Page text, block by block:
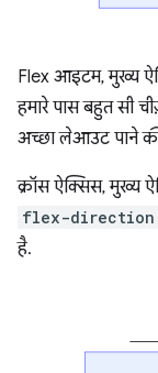
Flex आइटम, मुख्य
हमारे पास बहुत सी
अच्छा लेआउट पाने
क्रॉस ऐक्सिस, मुख्य
flex-direction
है.